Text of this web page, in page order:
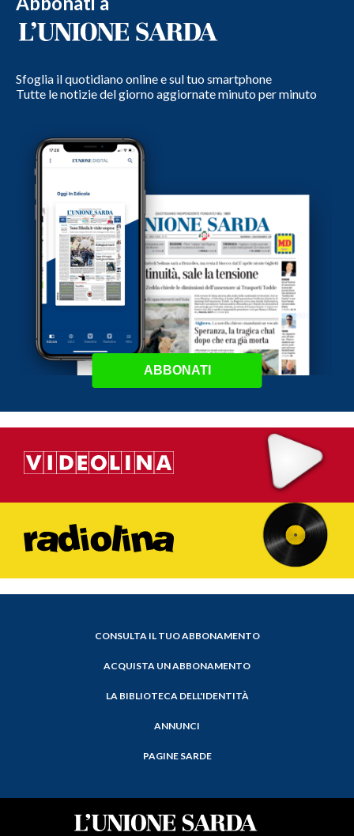
Sfoglia il quotidiano online e sul tuo smartphone
Tutte le notizie del giorno aggiornate minuto per minuto
ABBONATI
CONSULTA IL TUO ABBONAMENTO
ACQUISTA UN ABBONAMENTO
LA BIBLIOTECA DELL'IDENTITÀ
ANNUNCI
PAGINE SARDE